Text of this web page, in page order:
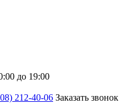
до 19:00
212-40-06 Заказать звонок